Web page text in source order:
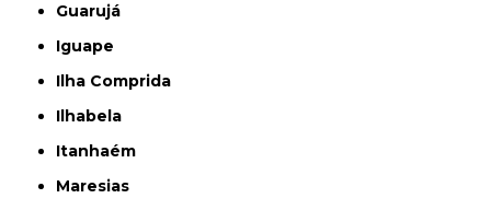
Guarujá
Iguape
Ilha Comprida
Ilhabela
Itanhaém
Maresias